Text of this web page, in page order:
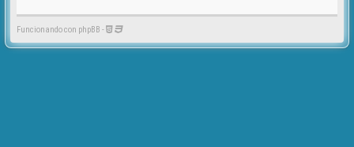
Funcionando con phpBB -